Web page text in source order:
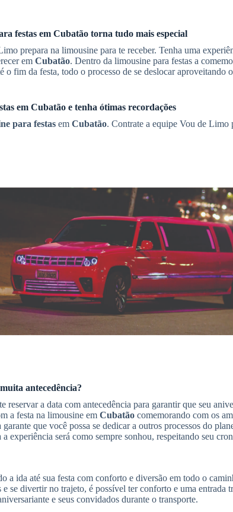
festas em Cubatão torna tudo mais especial
prepara na limousine para te receber. Tenha uma
em Cubatão. Dentro da limousine para festas a
o fim da festa, todo o processo de se deslocar aproveitando o
em Cubatão e tenha ótimas recordações
para festas em Cubatão. Contrate a equipe Vou de Limo
antecedência?
reservar a data com antecedência para garantir que seu
a festa na limousine em Cubatão comemorando com os
que você possa se dedicar a outros processos do
experiência será como sempre sonhou, respeitando seu
a ida até sua festa com conforto e diversão em todo o
se divertir no trajeto, é possível ter conforto e uma entrada
e seus convidados durante o transporte.